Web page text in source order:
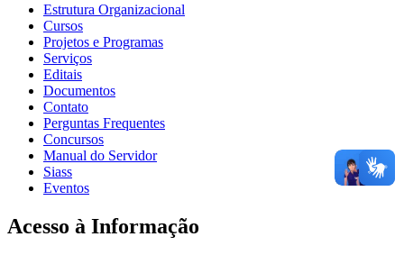
Estrutura Organizacional
Cursos
Projetos e Programas
Serviços
Editais
Documentos
Contato
Perguntas Frequentes
Concursos
Manual do Servidor
Siass
Eventos
Acesso à Informação